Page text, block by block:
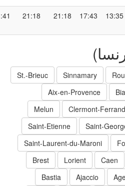
17:43
21:18
21:18
23:41
Sinnamary
St.-Brieuc
Aix-en-Provence
Clermont-
Melun
Saint-
Saint-Etienne
Saint-Laurent-du-Maroni
Lorient
Brest
Ajaccio
Bastia